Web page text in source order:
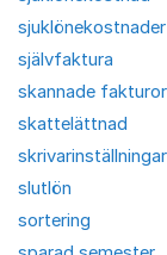
sjuklönekostnader
självfaktura
skannade fakturor
skattelättnad
skrivarinställningar
slutlön
sortering